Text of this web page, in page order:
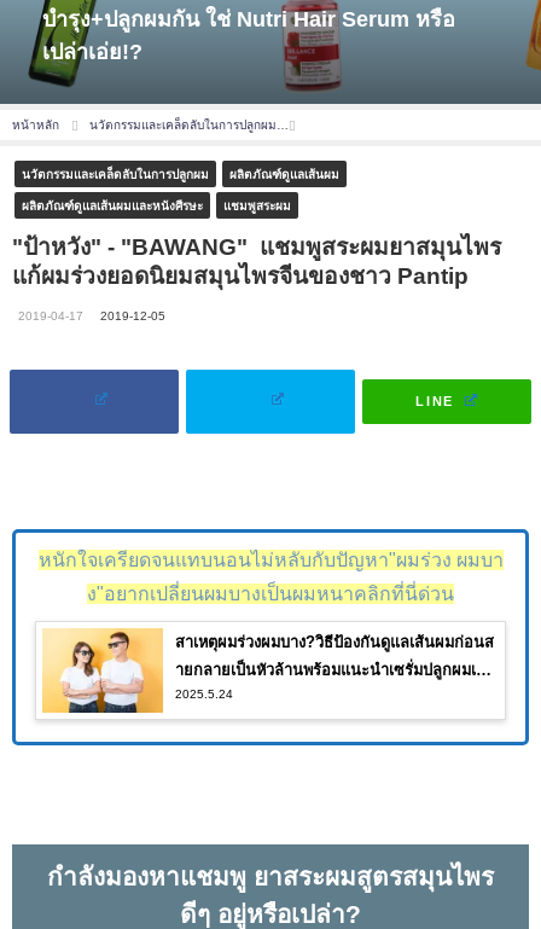
บำรุง+ปลูกผมกัน ใช่ Nutri Hair Serum หรือ
เปล่าเอ่ย!?
หน้าหลัก นวัตกรรมและเคล็ดลับในการปลูกผม
นวัตกรรมและเคล็ดลับในการปลูกผม ผลิตภัณฑ์ดูแลเส้นผม
ผลิตภัณฑ์ดูแลเส้นผมและหนังศีรษะ แชมพูสระผม
"ป้าหวัง" - "BAWANG" แชมพูสระผมยาสมุนไพร
แก้ผมร่วงยอดนิยมสมุนไพรจีนของชาว Pantip
2019-04-17 2019-12-05
LINE
หนักใจเครียดจนแทบนอนไม่หลับกับปัญหา"ผมร่วง ผมบา
ง"อยากเปลี่ยนผมบางเป็นผมหนาคลิกที่นี่ด่วน
สาเหตุผมร่วงผมบาง?วิธีป้องกันดูแลเส้นผมก่อนส
ายกลายเป็นหัวล้านพร้อมแนะนำเซรั่มปลูกผมเห็น
ผลจนคุณต้องอึ้ง!!
2025.5.24
กำลังมองหาแชมพู ยาสระผมสูตรสมุนไพร
ดีๆ อยู่หรือเปล่า?